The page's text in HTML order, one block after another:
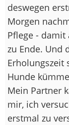
deswegen
Morgen
Pflege - damit
zu Ende. Und
Erholungszeit
Hunde
Mein Partner
mir, ich
erstmal zu